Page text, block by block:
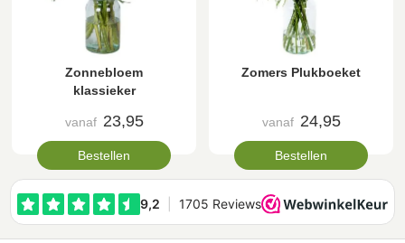
Zonnebloem
klassieker
vanaf 23,95
Bestellen
Zomers Plukboeket
vanaf 24,95
Bestellen